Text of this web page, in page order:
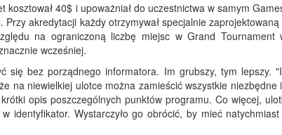
40$ i upoważniał do uczestnictwa w samym
akredytacji każdy otrzymywał specjalnie
na ograniczoną liczbę miejsc w Grand Tournament
wcześniej.
się bez porządnego informatora. Im grubszy, tym lepszy.
na niewielkiej ulotce można zamieścić wszystkie niezbędne
opis poszczególnych punktów programu. Co więcej,
identyfikator. Wystarczyło go obrócić, by mieć